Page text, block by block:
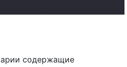
содержащие